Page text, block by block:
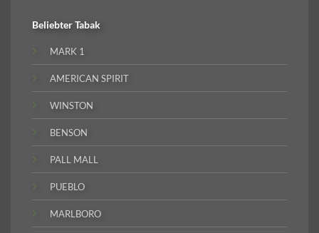
BeliebterTabak
MARK 1
AMERICAN SPIRIT
WINSTON
BENSON
PALL MALL
PUEBLO
MARLBORO